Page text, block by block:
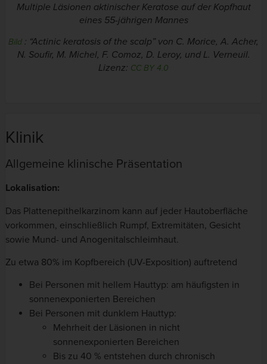
Multiple Läsionen aktinischer Keratose auf der Kopfhaut
eines 55-jährigen Mannes
Bild : “Actinic keratosis of the scalp” von C. Morice, A. Acher,
N. Soufir, M. Michel, F. Comoz, D. Leroy, und L. Verneuil.
Lizenz: CC BY 4.0
Klinik
Allgemeine klinische Präsentation
Lokalisation:
Das Plattenepithelkarzinom kann auf jeder Hautoberfläche
vorkommen, einschließlich Rumpf, Extremitäten, Gesicht
sowie Mund- und Anogenitalschleimhaut.
Zu etwa 80% im Kopfbereich (UV-Exposition) auftretend
Bei Personen mit hellem Hauttyp: am häufigsten in
sonnenexponierten Bereichen
Bei Personen mit dunklem Hauttyp:
Mehrheit der Läsionen in nicht
sonnenexponierten Bereichen
Bis zu 40 % entstehen durch chronisch